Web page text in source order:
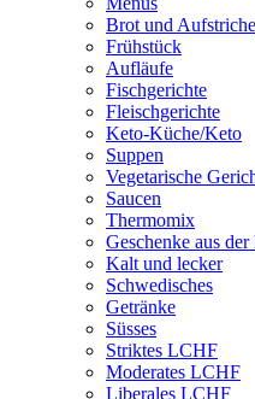
Brot und Aufstriche
Frühstück
Aufläufe
Fischgerichte
Fleischgerichte
Keto-Küche/Keto
Suppen
Vegetarische
Saucen
Thermomix
Geschenke aus
Kalt und lecker
Schwedisches
Getränke
Süsses
Striktes LCHF
Moderates LCHF
Liberales LCHF